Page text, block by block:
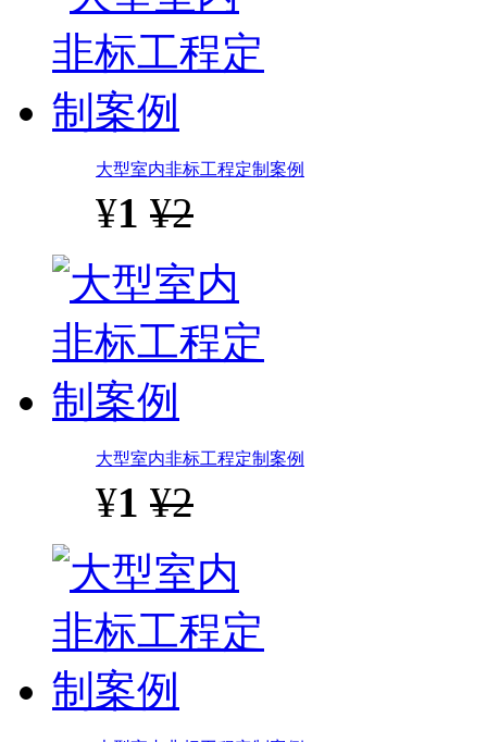
大型室内非标工程定制案例
¥1 ¥2
大型室内非标工程定制案例
¥1 ¥2